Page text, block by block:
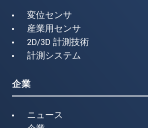
変位センサ
産業用センサ
2D/3D 計測技術
計測システム
企業
ニュース